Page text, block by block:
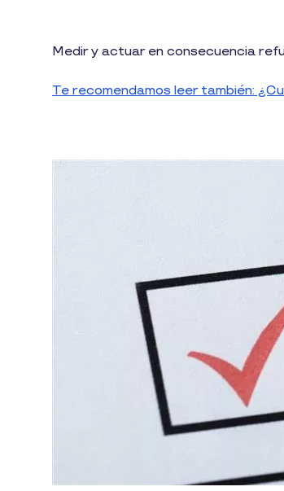
Medir y actuar en consecuencia
Te recomendamos leer también: